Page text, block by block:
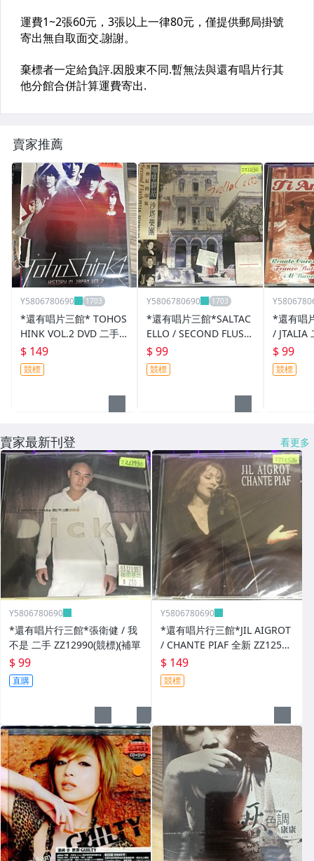
賣家推薦
Y5806780690
*還有唱片三館* TOHOS
HINK VOL.2 DVD 二手 X
X1115
$ 149
競標
Y5806780690
*還有唱片三館*SALTAC
ELLO / SECOND FLUSH.
PETER 全新 ZZ12130(需
競標)
$ 99
競標
*還有唱
/ JTALIA
(需競標)
$ 99
競標
賣家最新刊登 看更多
Y5806780690
*還有唱片行三館*張衛健 / 我
不是 二手 ZZ12990(競標)(補單
$ 99
直購
Y5806780690
*還有唱片行三館*JIL AIGROT
/ CHANTE PIAF 全新 ZZ12526
(競標)
$ 149
競標